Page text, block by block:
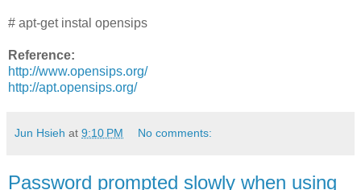
# apt-get instal opensips
Reference:
http://www.opensips.org/
http://apt.opensips.org/
Jun Hsieh at 9:10 PM No comments:
Password prompted slowly when using